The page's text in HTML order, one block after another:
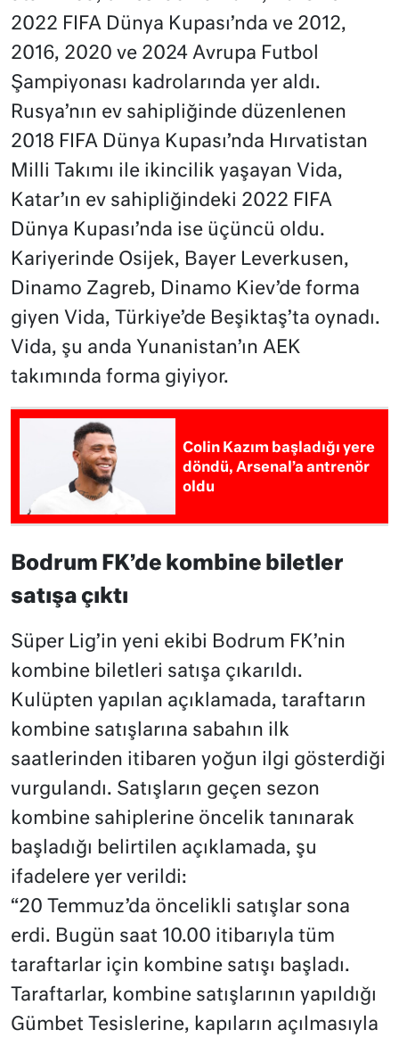
2022 FIFA Dünya Kupası’nda ve 2012,
2016, 2020 ve 2024 Avrupa Futbol
Şampiyonası kadrolarında yer aldı.
Rusya’nın ev sahipliğinde düzenlenen
2018 FIFA Dünya Kupası’nda Hırvatistan
Milli Takımı ile ikincilik yaşayan Vida,
Katar’ın ev sahipliğindeki 2022 FIFA
Dünya Kupası’nda ise üçüncü oldu.
Kariyerinde Osijek, Bayer Leverkusen,
Dinamo Zagreb, Dinamo Kiev’de forma
giyen Vida, Türkiye’de Beşiktaş’ta oynadı.
Vida, şu anda Yunanistan’ın AEK
takımında forma giyiyor.
Colin Kazım başladığı yere
döndü, Arsenal’a antrenör
oldu
Bodrum FK’de kombine biletler
satışa çıktı
Süper Lig’in yeni ekibi Bodrum FK’nin
kombine biletleri satışa çıkarıldı.
Kulüpten yapılan açıklamada, taraftarın
kombine satışlarına sabahın ilk
saatlerinden itibaren yoğun ilgi gösterdiği
vurgulandı. Satışların geçen sezon
kombine sahiplerine öncelik tanınarak
başladığı belirtilen açıklamada, şu
ifadelere yer verildi:
“20 Temmuz’da öncelikli satışlar sona
erdi. Bugün saat 10.00 itibarıyla tüm
taraftarlar için kombine satışı başladı.
Taraftarlar, kombine satışlarının yapıldığı
Gümbet Tesislerine, kapıların açılmasıyla